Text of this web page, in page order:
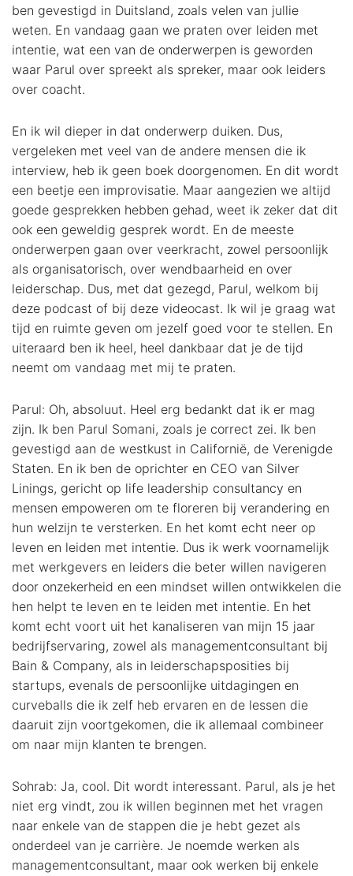
ben gevestigd in Duitsland, zoals velen van jullie
weten. En vandaag gaan we praten over leiden met
intentie, wat een van de onderwerpen is geworden
waar Parul over spreekt als spreker, maar ook leiders
over coacht.
En ik wil dieper in dat onderwerp duiken. Dus,
vergeleken met veel van de andere mensen die ik
interview, heb ik geen boek doorgenomen. En dit wordt
een beetje een improvisatie. Maar aangezien we altijd
goede gesprekken hebben gehad, weet ik zeker dat dit
ook een geweldig gesprek wordt. En de meeste
onderwerpen gaan over veerkracht, zowel persoonlijk
als organisatorisch, over wendbaarheid en over
leiderschap. Dus, met dat gezegd, Parul, welkom bij
deze podcast of bij deze videocast. Ik wil je graag wat
tijd en ruimte geven om jezelf goed voor te stellen. En
uiteraard ben ik heel, heel dankbaar dat je de tijd
neemt om vandaag met mij te praten.
Parul: Oh, absoluut. Heel erg bedankt dat ik er mag
zijn. Ik ben Parul Somani, zoals je correct zei. Ik ben
gevestigd aan de westkust in Californië, de Verenigde
Staten. En ik ben de oprichter en CEO van Silver
Linings, gericht op life leadership consultancy en
mensen empoweren om te floreren bij verandering en
hun welzijn te versterken. En het komt echt neer op
leven en leiden met intentie. Dus ik werk voornamelijk
met werkgevers en leiders die beter willen navigeren
door onzekerheid en een mindset willen ontwikkelen die
hen helpt te leven en te leiden met intentie. En het
komt echt voort uit het kanaliseren van mijn 15 jaar
bedrijfservaring, zowel als managementconsultant bij
Bain & Company, als in leiderschapsposities bij
startups, evenals de persoonlijke uitdagingen en
curveballs die ik zelf heb ervaren en de lessen die
daaruit zijn voortgekomen, die ik allemaal combineer
om naar mijn klanten te brengen.
Sohrab: Ja, cool. Dit wordt interessant. Parul, als je het
niet erg vindt, zou ik willen beginnen met het vragen
naar enkele van de stappen die je hebt gezet als
onderdeel van je carrière. Je noemde werken als
managementconsultant, maar ook werken bij enkele